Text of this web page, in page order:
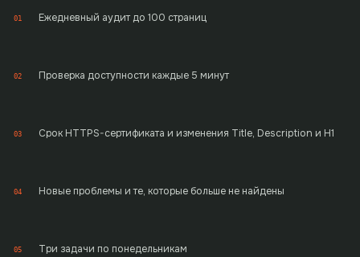
01 Ежедневный аудит до 100 страниц
02 Проверка доступности каждые 5 минут
03 Срок HTTPS-сертификата и изменения Title, Description и H1
04 Новые проблемы и те, которые больше не найдены
05 Три задачи по понедельникам